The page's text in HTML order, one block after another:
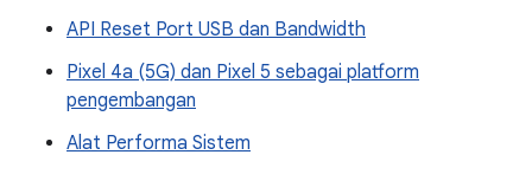
API Reset Port USB dan Bandwidth
Pixel 4a (5G) dan Pixel 5 sebagai platform
pengembangan
Alat Performa Sistem